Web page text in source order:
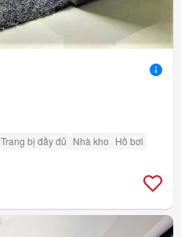
Trang bị đầy đủ Nhà kho Hồ bơi